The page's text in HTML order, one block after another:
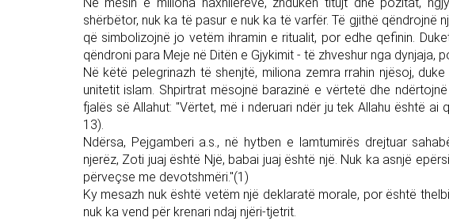
shërbëtor, nuk ka të pasur e nuk ka të varfër. Të gjithë qëndrojnë
që simbolizojnë jo vetëm ihramin e ritualit, por edhe qefinin.
qëndroni para Meje në Ditën e Gjykimit - të zhveshur nga dynjaja,
Në këtë pelegrinazh të shenjtë, miliona zemra rrahin njësoj,
unitetit islam. Shpirtrat mësojnë barazinë e vërtetë dhe
fjalës së Allahut: "Vërtet, më i nderuari ndër ju tek Allahu është ai
13).
Ndërsa, Pejgamberi a.s., në hytben e lamtumirës drejtuar
njerëz, Zoti juaj është Një, babai juaj është një. Nuk ka asnjë
përveçse me devotshmëri."(1)
Ky mesazh nuk është vetëm një deklaratë morale, por është
nuk ka vend për krenari ndaj njëri-tjetrit.